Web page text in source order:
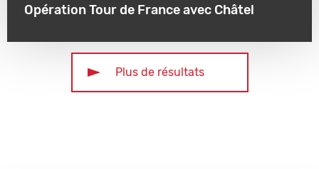
Opération Tour de France avec Châtel
Plus de résultats